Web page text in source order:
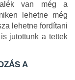
van még a
lehetne még
lehetne fordítani
jutottunk a tettek
A